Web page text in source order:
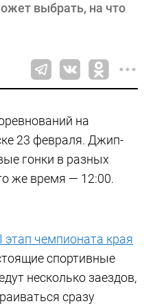
выбрать, на что
на
23 февраля. Джип-
гонки в разных
же время — 12:00.
этап чемпионата края
спортивные
несколько заездов,
сразу